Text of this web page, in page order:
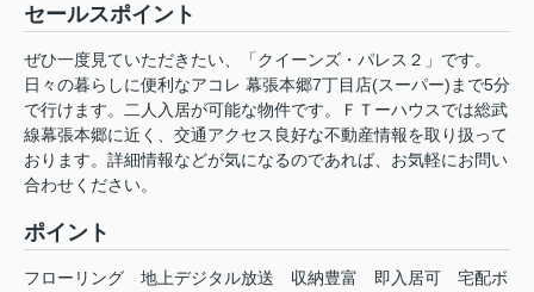
セールスポイント
ぜひ一度見ていただきたい、「クイーンズ・パレス２」です。
日々の暮らしに便利なアコレ 幕張本郷7丁目店(スーパー)まで5分
で行けます。二人入居が可能な物件です。ＦＴーハウスでは総武
線幕張本郷に近く、交通アクセス良好な不動産情報を取り扱って
おります。詳細情報などが気になるのであれば、お気軽にお問い
合わせください。
ポイント
フローリング 地上デジタル放送 収納豊富 即入居可
宅配ボ